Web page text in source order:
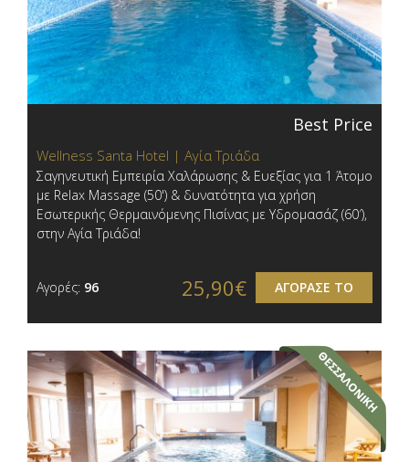
Best Price
Wellness Santa Hotel | Αγία Τριάδα
Σαγηνευτική Εμπειρία Χαλάρωσης & Ευεξίας για 1 Άτομο
με Relax Massage (50') & δυνατότητα για χρήση
Εσωτερικής Θερμαινόμενης Πισίνας με Υδρομασάζ (60′) ,
στην Αγία Τριάδα!
Αγορές: 96 ΑΓΟΡΑΣΕ ΤΟ
25,90€